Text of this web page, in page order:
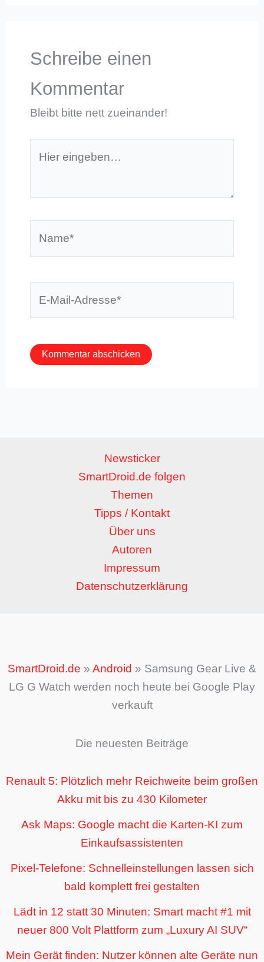
Schreibe einen
Kommentar
Bleibt bitte nett zueinander!
eingeben…
Newsticker
SmartDroid.de folgen
Themen
Tipps / Kontakt
Über uns
Autoren
Impressum
Datenschutzerklärung
SmartDroid.de » Android » Samsung Gear Live &
LG G Watch werden noch heute bei Google Play
verkauft
Die neuesten Beiträge
Renault 5: Plötzlich mehr Reichweite beim großen
Akku mit bis zu 430 Kilometer
Ask Maps: Google macht die Karten-KI zum
Einkaufsassistenten
Pixel-Telefone: Schnelleinstellungen lassen sich
bald komplett frei gestalten
Lädt in 12 statt 30 Minuten: Smart macht #1 mit
neuer 800 Volt Plattform zum „Luxury AI SUV“
Mein Gerät finden: Nutzer können alte Geräte nun